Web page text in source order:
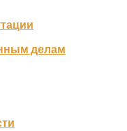
делам